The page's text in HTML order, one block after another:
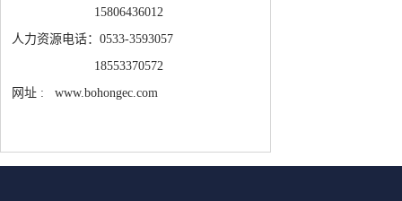
15806436012
人力资源电话：0533-3593057
18553370572
网址 : www.bohongec.com